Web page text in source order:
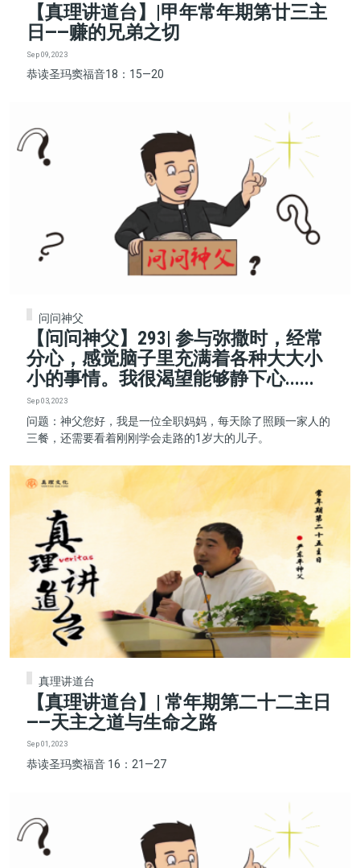
【真理讲道台】|甲年常年期第廿三主
日——赚的兄弟之切
Sep 09, 2023
恭读圣玛窦福音18：15—20
问问神父
【问问神父】293| 参与弥撒时，经常
分心，感觉脑子里充满着各种大大小
小的事情。我很渴望能够静下心......
Sep 03, 2023
问题：神父您好，我是一位全职妈妈，每天除了照顾一家人的
三餐，还需要看着刚刚学会走路的1岁大的儿子。
真理讲道台
【真理讲道台】| 常年期第二十二主日
——天主之道与生命之路
Sep 01, 2023
恭读圣玛窦福音 16：21—27